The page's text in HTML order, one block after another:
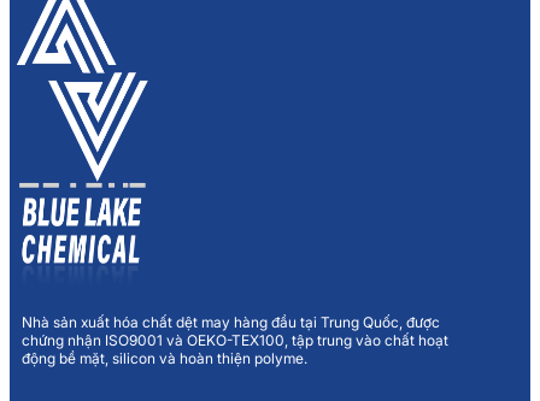
Nhà sản xuất hóa chất dệt may hàng đầu tại Trung Quốc, được
chứng nhận ISO9001 và OEKO-TEX100, tập trung vào chất hoạt
động bề mặt, silicon và hoàn thiện polyme.